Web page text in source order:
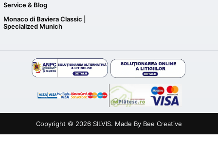
Service & Blog
Monaco di Baviera Classic |
Specialized Munich
Copyright © 2026 SILVIS. Made By Bee Creative